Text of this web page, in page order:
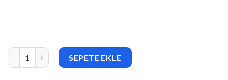
Moose (v3.5) Creative Multi-Purpose Theme adet
SEPETE EKLE